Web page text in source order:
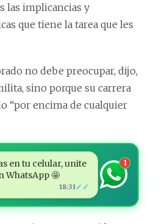
las implicancias y
que tiene la tarea que les
no debe preocupar, dijo,
sino porque su carrera
“por encima de cualquier
en tu celular, unite
WhatsApp 🤩
18:31 ✓✓
1